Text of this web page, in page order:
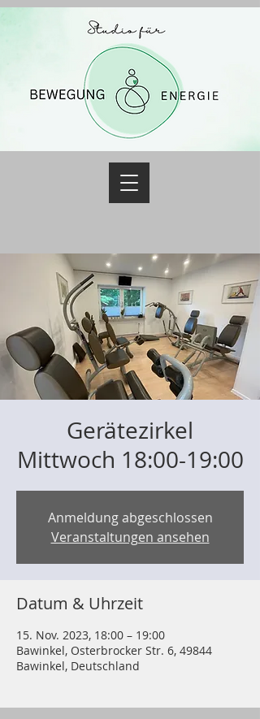
Gerätezirkel
Mittwoch 18:00-19:00
Anmeldung abgeschlossen
Veranstaltungen ansehen
Datum & Uhrzeit
15. Nov. 2023, 18:00 – 19:00
Bawinkel, Osterbrocker Str. 6, 49844
Bawinkel, Deutschland